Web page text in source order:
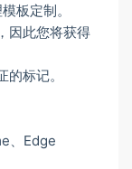
板定制。
因此您将获得
标记。
、Edge